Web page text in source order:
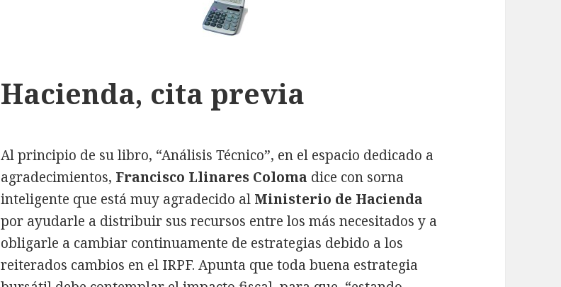
Hacienda, cita previa
Al principio de su libro, “Análisis Técnico”, en el espacio dedicado a
agradecimientos, Francisco Llinares Coloma dice con sorna
inteligente que está muy agradecido al Ministerio de Hacienda
por ayudarle a distribuir sus recursos entre los más necesitados y a
obligarle a cambiar continuamente de estrategias debido a los
reiterados cambios en el IRPF. Apunta que toda buena estrategia